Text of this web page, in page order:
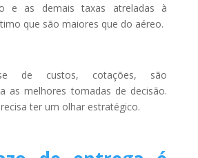
e as demais taxas atreladas à
que são maiores que do aéreo.
de custos, cotações, são
as melhores tomadas de decisão.
ter um olhar estratégico.